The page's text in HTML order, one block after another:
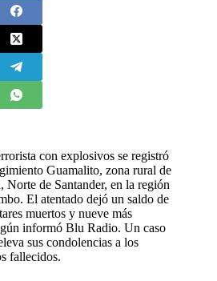
con explosivos se registró
Guamalito, zona rural de
Norte de Santander, en la región
El atentado dejó un saldo de
muertos y nueve más
informó Blu Radio. Un caso
sus condolencias a los
fallecidos.